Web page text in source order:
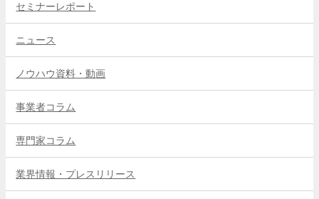
セミナーレポート
ニュース
ノウハウ資料・動画
事業者コラム
専門家コラム
業界情報・プレスリリース